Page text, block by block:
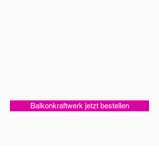
Balkonkraftwerk jetzt bestellen